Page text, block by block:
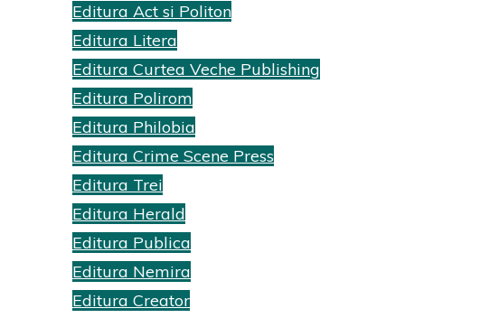
Editura Act si Politon
Editura Litera
Editura Curtea Veche Publishing
Editura Polirom
Editura Philobia
Editura Crime Scene Press
Editura Trei
Editura Herald
Editura Publica
Editura Nemira
Editura Creator